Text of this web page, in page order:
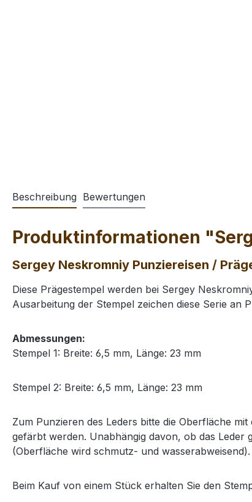
Beschreibung Bewertungen
Produktinformationen
Sergey Neskromniy Punziereisen /
Diese Prägestempel werden bei Sergey
Ausarbeitung der Stempel zeichen diese Serie an
Abmessungen:
Stempel 1: Breite: 6,5 mm, Länge: 23 mm
Stempel 2: Breite: 6,5 mm, Länge: 23 mm
Zum Punzieren des Leders bitte die Oberfläche
gefärbt werden. Unabhängig davon, ob das
(Oberfläche wird schmutz- und wasserabweisend).
Beim Kauf von einem Stück erhalten Sie den